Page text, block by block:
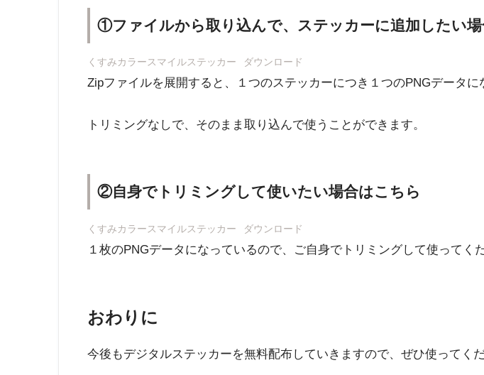
①ファイルから取り込んで、ステッカーに追加したい場
くすみカラースマイルステッカー ダウンロード
Zipファイルを展開すると、１つのステッカーにつき１つのPNGデータに
トリミングなしで、そのまま取り込んで使うことができます。
②自身でトリミングして使いたい場合はこちら
くすみカラースマイルステッカー ダウンロード
１枚のPNGデータになっているので、ご自身でトリミングして使ってくだ
おわりに
今後もデジタルステッカーを無料配布していきますので、ぜひ使ってくだ